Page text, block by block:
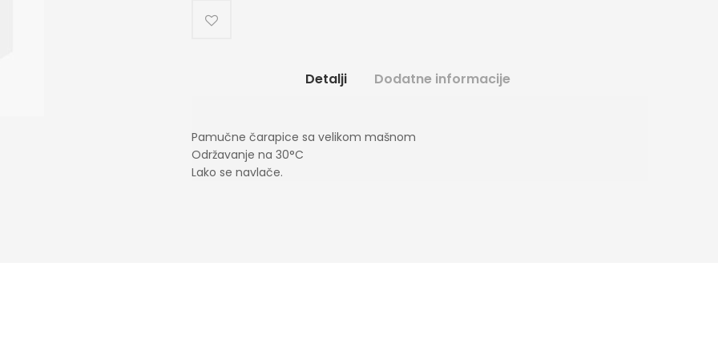
Detalji
Pamučne čarapice sa velikom mašnom
Održavanje na 30°C
Lako se navlače.
Dodatne informacije